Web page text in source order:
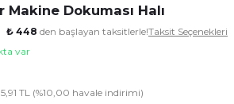
Makine Dokuması Halı
₺ 448 den başlayan taksitlerle!Taksit Seçenekleri
var
TL (%10,00 havale indirimi)